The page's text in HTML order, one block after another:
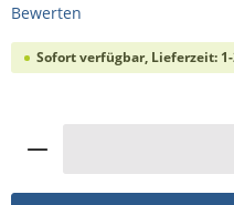
Durchschnittliche Bewertung
Bewerten
Sofort verfügbar, Lieferzeit:
Produkt Anzahl: